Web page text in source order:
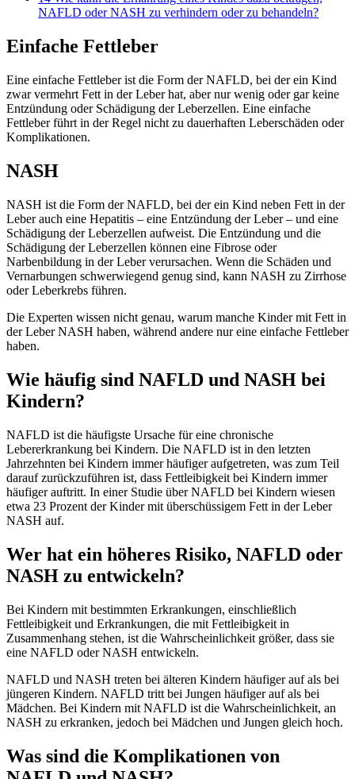
NAFLD oder NASH zu verhindern oder zu behandeln?
Einfache Fettleber
Eine einfache Fettleber ist die Form der NAFLD, bei der ein Kind
zwar vermehrt Fett in der Leber hat, aber nur wenig oder gar keine
Entzündung oder Schädigung der Leberzellen. Eine einfache
Fettleber führt in der Regel nicht zu dauerhaften Leberschäden oder
Komplikationen.
NASH
NASH ist die Form der NAFLD, bei der ein Kind neben Fett in der
Leber auch eine Hepatitis – eine Entzündung der Leber – und eine
Schädigung der Leberzellen aufweist. Die Entzündung und die
Schädigung der Leberzellen können eine Fibrose oder
Narbenbildung in der Leber verursachen. Wenn die Schäden und
Vernarbungen schwerwiegend genug sind, kann NASH zu Zirrhose
oder Leberkrebs führen.
Die Experten wissen nicht genau, warum manche Kinder mit Fett in
der Leber NASH haben, während andere nur eine einfache Fettleber
haben.
Wie häufig sind NAFLD und NASH bei
Kindern?
NAFLD ist die häufigste Ursache für eine chronische
Lebererkrankung bei Kindern. Die NAFLD ist in den letzten
Jahrzehnten bei Kindern immer häufiger aufgetreten, was zum Teil
darauf zurückzuführen ist, dass Fettleibigkeit bei Kindern immer
häufiger auftritt. In einer Studie über NAFLD bei Kindern wiesen
etwa 23 Prozent der Kinder mit überschüssigem Fett in der Leber
NASH auf.
Wer hat ein höheres Risiko, NAFLD oder
NASH zu entwickeln?
Bei Kindern mit bestimmten Erkrankungen, einschließlich
Fettleibigkeit und Erkrankungen, die mit Fettleibigkeit in
Zusammenhang stehen, ist die Wahrscheinlichkeit größer, dass sie
eine NAFLD oder NASH entwickeln.
NAFLD und NASH treten bei älteren Kindern häufiger auf als bei
jüngeren Kindern. NAFLD tritt bei Jungen häufiger auf als bei
Mädchen. Bei Kindern mit NAFLD ist die Wahrscheinlichkeit, an
NASH zu erkranken, jedoch bei Mädchen und Jungen gleich hoch.
Was sind die Komplikationen von